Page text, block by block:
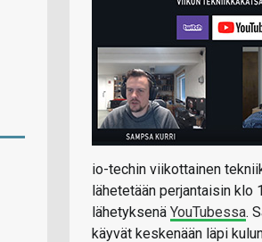
io-techin viikottainen
lähetetään perjantaisin klo
lähetyksenä YouTubessa.
käyvät keskenään läpi